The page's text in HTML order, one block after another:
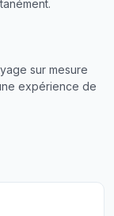
sur mesure
expérience de